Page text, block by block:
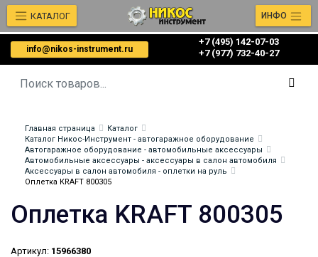
info@nikos-instrument.ru
+7 (495) 142-07-03
‎‎+7 (977) 732-40-27
КАТАЛОГ ИНФО
Главная страница
Каталог
Каталог Никос-Инструмент - автогаражное оборудование
Автогаражное оборудование - автомобильные аксессуары
Автомобильные аксессуары - аксессуары в салон автомобиля
Аксессуары в салон автомобиля - оплетки на руль
Оплетка KRAFT 800305
Оплетка KRAFT 800305
Артикул: 15966380